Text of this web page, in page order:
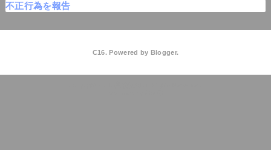
不正行為を報告
C16. Powered by Blogger.